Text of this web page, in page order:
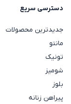
بارانی کتان
بارانی کتان کج‌راه:
ایستایی بسیار
خرید بارانی
نهایی
دسترسی سریع
جدیدترین محصولات
مانتو
تونیک
شومیز
بلوز
پیراهن زنانه